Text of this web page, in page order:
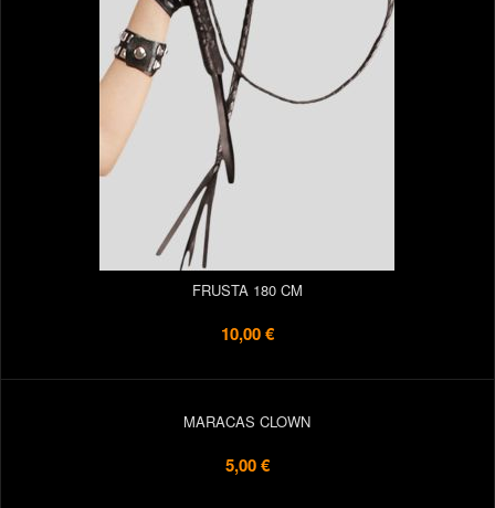
FRUSTA 180 CM
10,00 €
MARACAS CLOWN
5,00 €